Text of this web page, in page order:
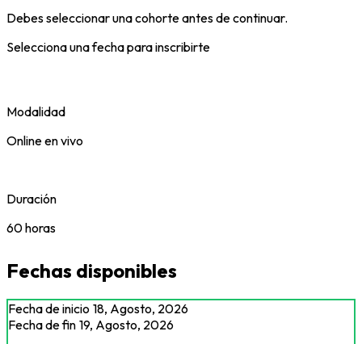
Debes seleccionar una cohorte antes de continuar.
Selecciona una fecha para inscribirte
Modalidad
Online en vivo
Duración
60 horas
Fechas disponibles
Fecha de inicio 18, Agosto, 2026
Fecha de fin 19, Agosto, 2026